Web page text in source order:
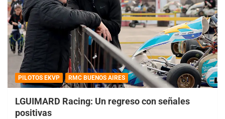
PILOTOS EKVP RMC BUENOS AIRES
LGUIMARD Racing: Un regreso con señales
positivas